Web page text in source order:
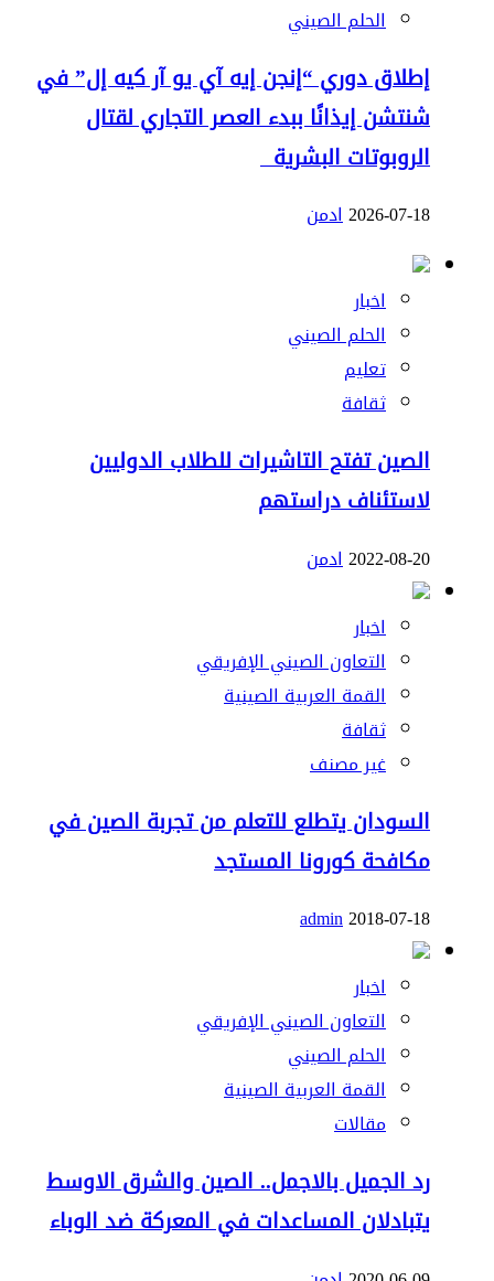
الحلم الصيني
إطلاق دوري “إنجن إيه آي يو آر كيه إل” في
شنتشن إيذانًا ببدء العصر التجاري لقتال
الروبوتات البشرية
2026-07-18ادمن
اخبار
الحلم الصيني
تعليم
ثقافة
الصين تفتح التاشيرات للطلاب الدوليين
لاستئناف دراستهم
2022-08-20ادمن
اخبار
التعاون الصيني الإفريقي
القمة العربية الصينية
ثقافة
غير مصنف
السودان يتطلع للتعلم من تجربة الصين في
مكافحة كورونا المستجد
2018-07-18
admin
اخبار
التعاون الصيني الإفريقي
الحلم الصيني
القمة العربية الصينية
مقالات
رد الجميل بالاجمل.. الصين والشرق الاوسط
يتبادلان المساعدات في المعركة ضد الوباء